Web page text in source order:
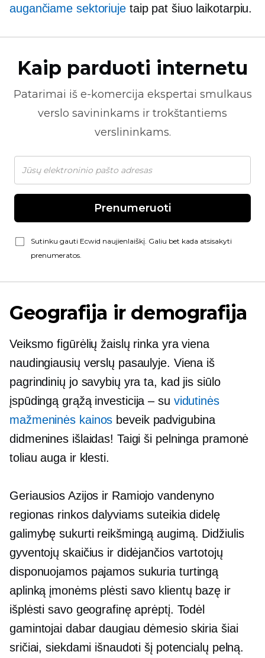
augančiame sektoriujetaip pat šiuo laikotarpiu.
Kaip parduoti internetu
Patarimai iš e-komercija ekspertai smulkaus
verslo savininkams ir trokštantiems
verslininkams.
Prenumeruoti
Sutinku gauti Ecwid naujienlaiškį. Galiu bet kada atsisakyti
prenumeratos.
Geografija ir demografija
Veiksmo figūrėlių žaislų rinka yra viena
naudingiausių verslų pasaulyje. Viena iš
pagrindinių jo savybių yra ta, kad jis siūlo
įspūdingą grąžą investicija – su vidutinės
mažmeninės kainos beveik padvigubina
didmenines išlaidas! Taigi ši pelninga pramonė
toliau auga ir klesti.
Geriausios Azijos ir Ramiojo vandenyno
regionas rinkos dalyviams suteikia didelę
galimybę sukurti reikšmingą augimą. Didžiulis
gyventojų skaičius ir didėjančios vartotojų
disponuojamos pajamos sukuria turtingą
aplinką įmonėms plėsti savo klientų bazę ir
išplėsti savo geografinę aprėptį. Todėl
gamintojai dabar daugiau dėmesio skiria šiai
sričiai, siekdami išnaudoti šį potencialų pelną.